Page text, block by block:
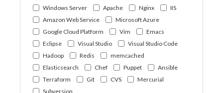
Windows Server
Apache Nginx
IIS
Amazon Web Service
Microsoft Azure
Google Cloud Platform
Vim
Emacs
Eclipse
Visual Studio
Visual Studio Code
Hadoop
Redis
memcached
Elasticsearch
Chef Puppet
Ansible
Terraform
Git CVS
Mercurial
Subversion